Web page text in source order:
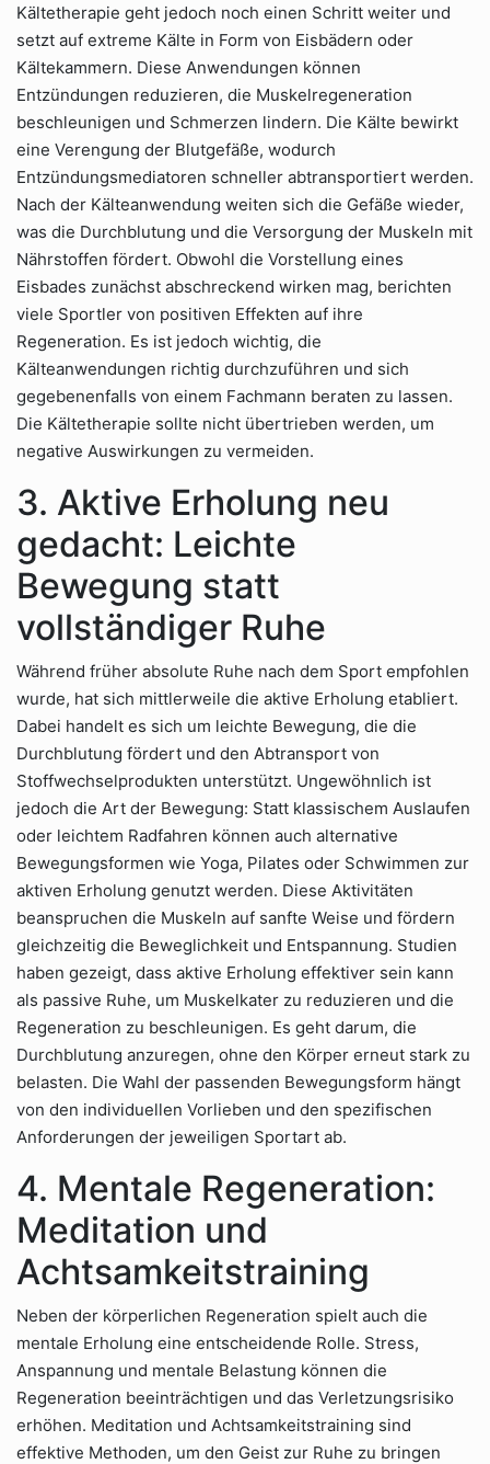
Kältetherapie geht jedoch noch einen Schritt weiter und
setzt auf extreme Kälte in Form von Eisbädern oder
Kältekammern. Diese Anwendungen können
Entzündungen reduzieren, die Muskelregeneration
beschleunigen und Schmerzen lindern. Die Kälte bewirkt
eine Verengung der Blutgefäße, wodurch
Entzündungsmediatoren schneller abtransportiert werden.
Nach der Kälteanwendung weiten sich die Gefäße wieder,
was die Durchblutung und die Versorgung der Muskeln mit
Nährstoffen fördert. Obwohl die Vorstellung eines
Eisbades zunächst abschreckend wirken mag, berichten
viele Sportler von positiven Effekten auf ihre
Regeneration. Es ist jedoch wichtig, die
Kälteanwendungen richtig durchzuführen und sich
gegebenenfalls von einem Fachmann beraten zu lassen.
Die Kältetherapie sollte nicht übertrieben werden, um
negative Auswirkungen zu vermeiden.
3. Aktive Erholung neu
gedacht: Leichte
Bewegung statt
vollständiger Ruhe
Während früher absolute Ruhe nach dem Sport empfohlen
wurde, hat sich mittlerweile die aktive Erholung etabliert.
Dabei handelt es sich um leichte Bewegung, die die
Durchblutung fördert und den Abtransport von
Stoffwechselprodukten unterstützt. Ungewöhnlich ist
jedoch die Art der Bewegung: Statt klassischem Auslaufen
oder leichtem Radfahren können auch alternative
Bewegungsformen wie Yoga, Pilates oder Schwimmen zur
aktiven Erholung genutzt werden. Diese Aktivitäten
beanspruchen die Muskeln auf sanfte Weise und fördern
gleichzeitig die Beweglichkeit und Entspannung. Studien
haben gezeigt, dass aktive Erholung effektiver sein kann
als passive Ruhe, um Muskelkater zu reduzieren und die
Regeneration zu beschleunigen. Es geht darum, die
Durchblutung anzuregen, ohne den Körper erneut stark zu
belasten. Die Wahl der passenden Bewegungsform hängt
von den individuellen Vorlieben und den spezifischen
Anforderungen der jeweiligen Sportart ab.
4. Mentale Regeneration:
Meditation und
Achtsamkeitstraining
Neben der körperlichen Regeneration spielt auch die
mentale Erholung eine entscheidende Rolle. Stress,
Anspannung und mentale Belastung können die
Regeneration beeinträchtigen und das Verletzungsrisiko
erhöhen. Meditation und Achtsamkeitstraining sind
effektive Methoden, um den Geist zur Ruhe zu bringen